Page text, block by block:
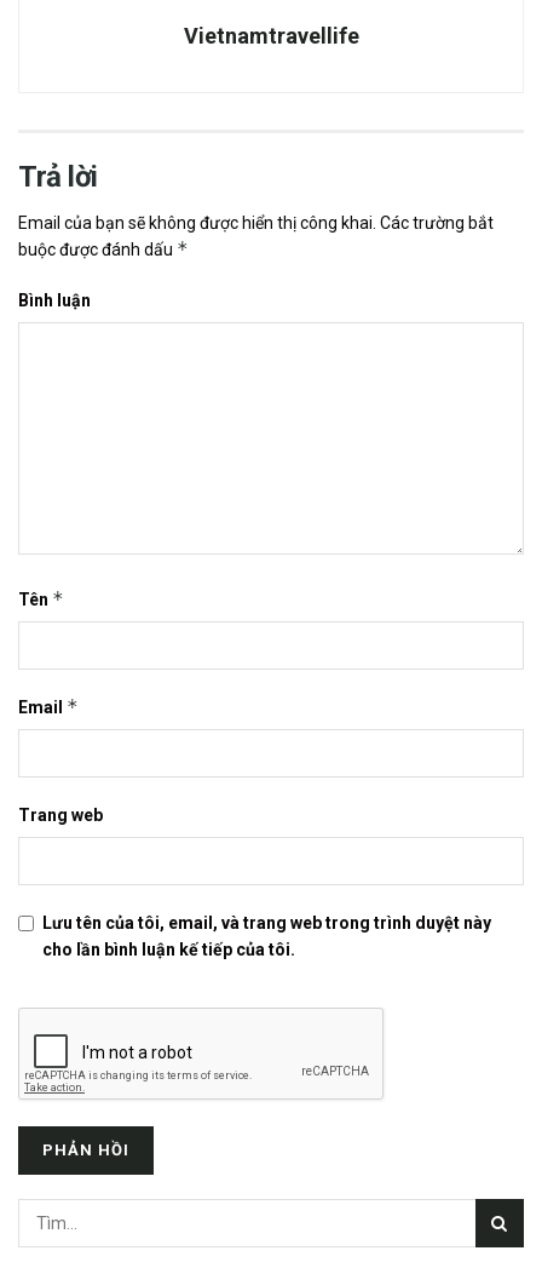
Vietnamtravellife
Trả lời
Email của bạn sẽ không được hiển thị công khai. Các trường bắt
buộc được đánh dấu *
Bình luận
Tên *
Email *
Trang web
Lưu tên của tôi, email, và trang web trong trình duyệt này
cho lần bình luận kế tiếp của tôi.